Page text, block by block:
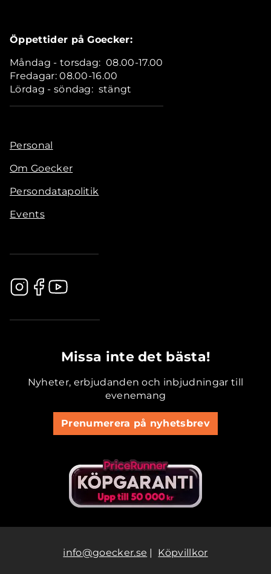
Öppettider på Goecker:
Måndag - torsdag: 08.00-17.00
Fredagar: 08.00-16.00
Lördag - söndag: stängt
Personal
Om Goecker
Persondatapolitik
Events
Missa inte det bästa!
Nyheter, erbjudanden och inbjudningar till
evenemang
Prenumerera på nyhetsbrev
info@goecker.se | Köpvillkor